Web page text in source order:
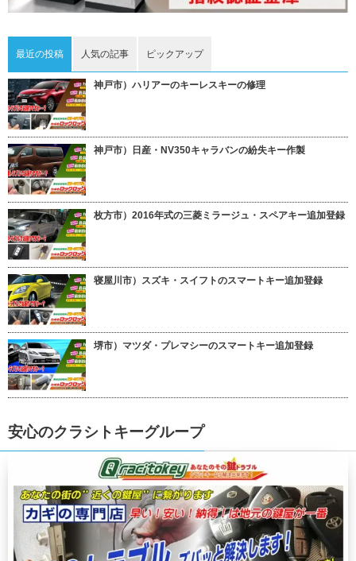
最近の投稿 人気の記事 ピックアップ
神戸市）ハリアーのキーレスキーの修理
神戸市）日産・NV350キャラバンの紛失キー作製
枚方市）2016年式の三菱ミラージュ・スペアキー追加登録
寝屋川市）スズキ・スイフトのスマートキー追加登録
堺市）マツダ・プレマシーのスマートキー追加登録
安心のクラシトキーグループ